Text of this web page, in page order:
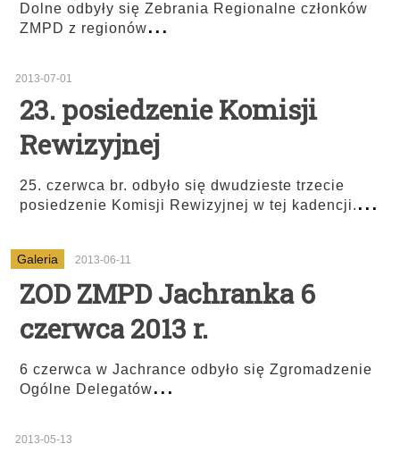
Dolne odbyły się Zebrania Regionalne członków
ZMPD z regionów...
2013-07-01
23. posiedzenie Komisji
Rewizyjnej
25. czerwca br. odbyło się dwudzieste trzecie
posiedzenie Komisji Rewizyjnej w tej kadencji. ...
Galeria 2013-06-11
ZOD ZMPD Jachranka 6
czerwca 2013 r.
6 czerwca w Jachrance odbyło się Zgromadzenie
Ogólne Delegatów...
2013-05-13